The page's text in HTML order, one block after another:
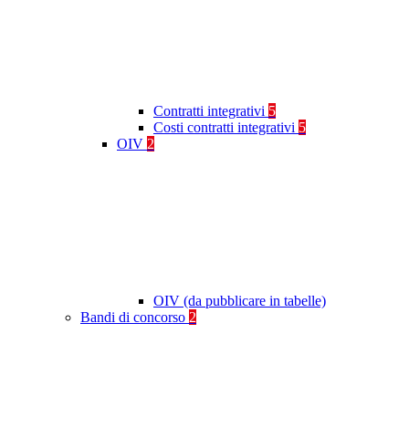
Contratti integrativi 5
Costi contratti integrativi 5
OIV 2
OIV (da pubblicare in tabelle)
Bandi di concorso 2